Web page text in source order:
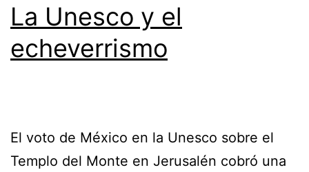
La Unesco y el
echeverrismo
El voto de México en la Unesco sobre el
Templo del Monte en Jerusalén cobró una